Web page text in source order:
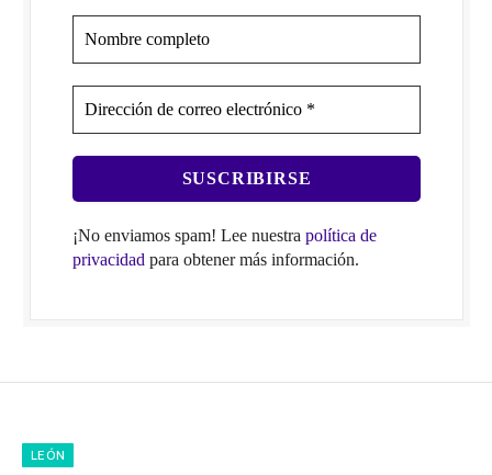
¡No enviamos spam! Lee nuestra política de
privacidad para obtener más información.
LEÓN